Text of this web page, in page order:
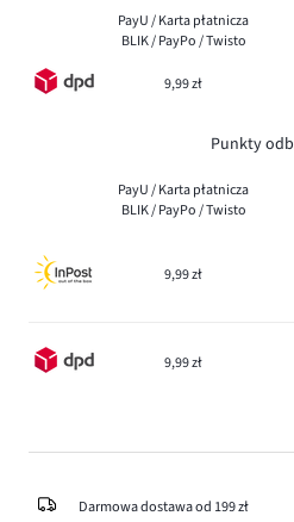
PayU / Karta płatnicza
BLIK / PayPo / Twisto
9,99 zł
Punkty
PayU / Karta płatnicza
BLIK / PayPo / Twisto
9,99 zł
9,99 zł
Darmowa dostawa od 199 zł